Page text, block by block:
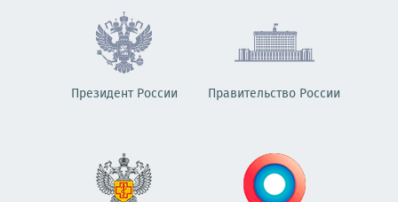
Президент России Правительство России